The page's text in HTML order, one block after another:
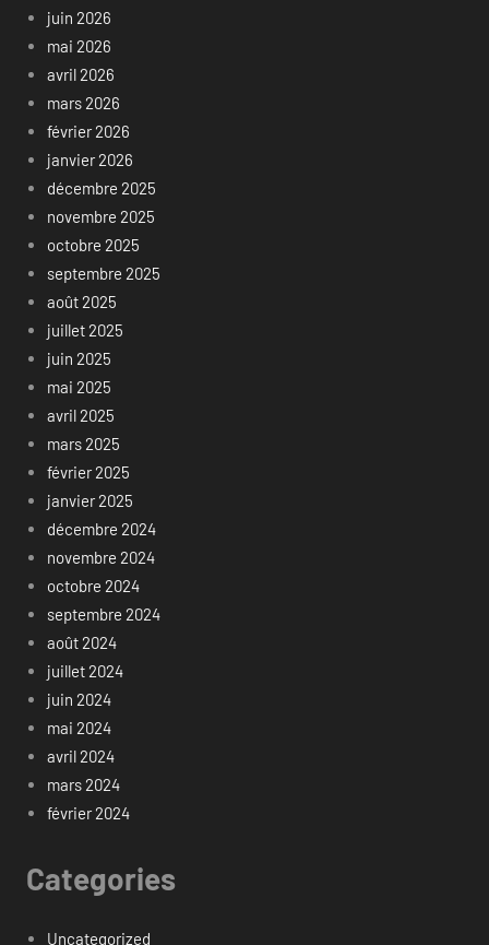
juin 2026
mai 2026
avril 2026
mars 2026
février 2026
janvier 2026
décembre 2025
novembre 2025
octobre 2025
septembre 2025
août 2025
juillet 2025
juin 2025
mai 2025
avril 2025
mars 2025
février 2025
janvier 2025
décembre 2024
novembre 2024
octobre 2024
septembre 2024
août 2024
juillet 2024
juin 2024
mai 2024
avril 2024
mars 2024
février 2024
Categories
Uncategorized